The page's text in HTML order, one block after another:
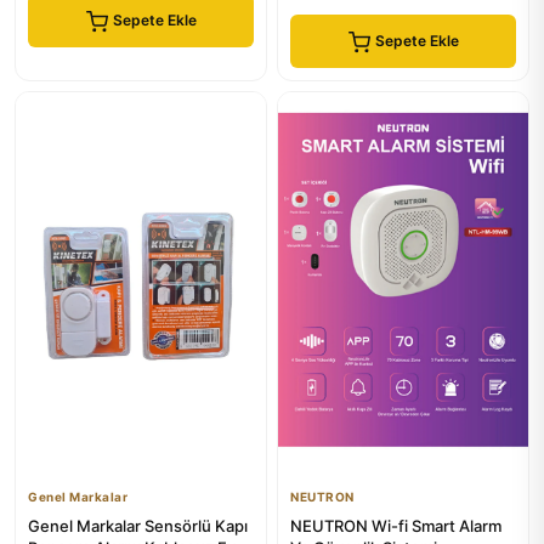
Sepete Ekle
Sepete Ekle
Genel Markalar
Genel Markalar Sensörlü Kapı
NEUTRON
NEUTRON Wi-fi Smart Alarm